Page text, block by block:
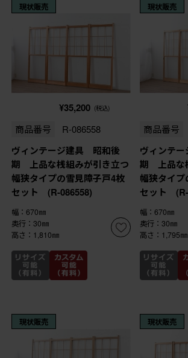
現状販売
¥35,200 (税込)
商品番号 R-086558
ヴィンテージ建具 昭和後
期 上品な桟組みが引き立つ
幅狭タイプの雪見障子戸4枚
セット (R-086558)
幅：670㎜
奥行：30㎜
高さ：1,810㎜
現状販売
商品番号
ヴィンテ
期 上品な
幅狭タイ
セット (R-
幅：670㎜
奥行：30㎜
高さ：1,795㎜
現状販売 現状販売